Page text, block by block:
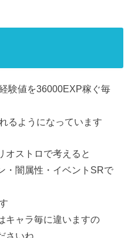
験値を36000EXP稼ぐ毎
るようになっています
オストロで考えると
・闇属性・イベントSRで
キャラ毎に違いますの
さいね